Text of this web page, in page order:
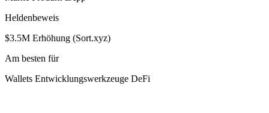
Heldenbeweis
$3.5M Erhöhung (Sort.xyz)
Am besten für
Wallets Entwicklungswerkzeuge DeFi